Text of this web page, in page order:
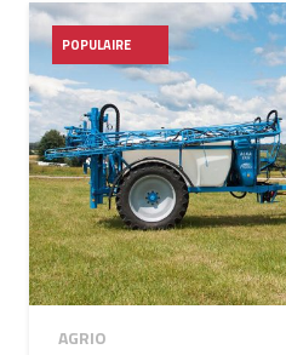
POPULAIRE
AGRIO